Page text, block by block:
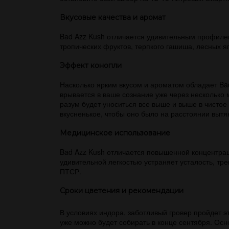
Вкусовые качества и аромат
Bad Azz Kush отличается удивительным
тропических фруктов, терпкого гашиша, лесных
Эффект конопли
Насколько ярким вкусом и ароматом обладает
врывается в ваше сознание уже через
разум будет уноситься все выше и выше в
вкусненькое, чтобы оно было на расстоянии
Медицинское использование
Bad Azz Kush отличается повышенной
удивительной легкостью устраняет усталость,
ПТСР.
Сроки цветения и рекомендации
В условиях индора, заботливый гровер пройдет
уже можно будет собирать в конце сентября.